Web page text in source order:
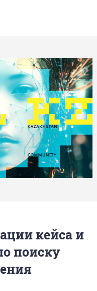
кейса и
поиску